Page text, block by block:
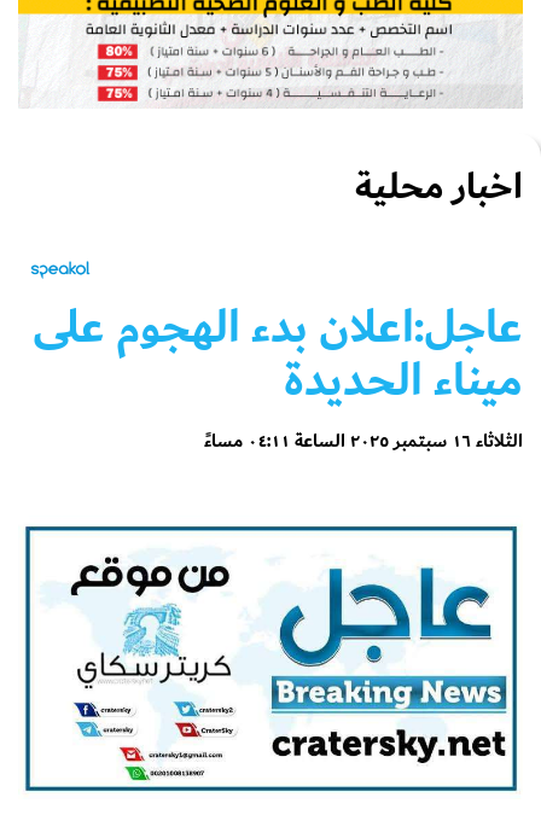
اخبار محلية
عاجل:اعلان بدء الهجوم على
ميناء الحديدة
الثلاثاء ١٦ سبتمبر ٢٠٢٥ الساعة ٠٤:١١ مساءً